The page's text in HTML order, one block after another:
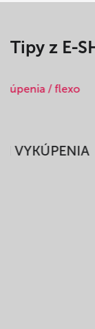
Tipy z E-
VYKÚPENIA